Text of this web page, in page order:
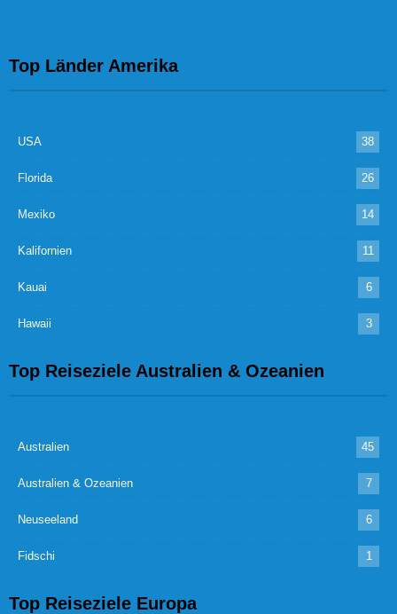
Top Länder Amerika
USA 38
Florida 26
Mexiko 14
Kalifornien 11
Kauai 6
Hawaii 3
Top Reiseziele Australien & Ozeanien
Australien 45
Australien & Ozeanien 7
Neuseeland 6
Fidschi 1
Top Reiseziele Europa